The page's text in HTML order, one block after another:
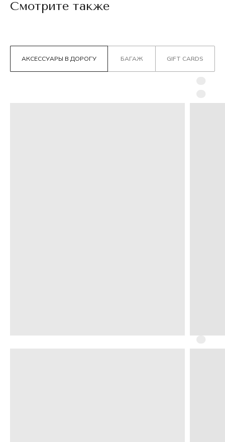
Смотрите также
АКСЕССУАРЫ В ДОРОГУ БАГАЖ GIFT CARDS